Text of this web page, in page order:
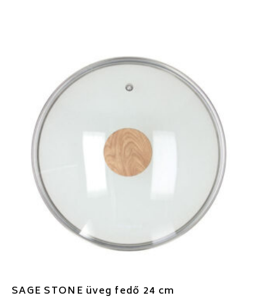
SAGE STONE üveg fedő 24 cm